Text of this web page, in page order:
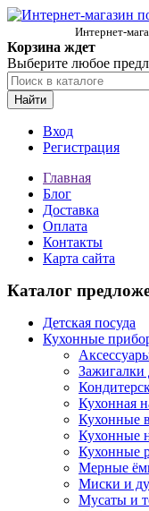
Интернет-
Корзина ждет
Выберите любое
Найти
Вход
Регистрация
Главная
Блог
Доставка
Оплата
Контакты
Карта сайта
Каталог
Детская посуда
Кухонные
Зажигалки
Кухонная
Кухонные
Кухонные
Кухонные
Мерные
Миски и
Мусаты и